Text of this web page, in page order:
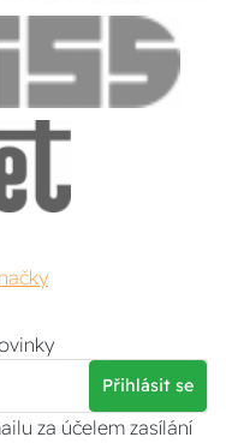
Přihlásit se
za účelem zasílání